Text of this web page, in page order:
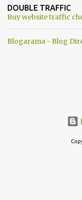
ancora una fantasia
una guerra mondiale
DOUBLE TRAFFIC
Buy website traffic
Blogarama - Blog